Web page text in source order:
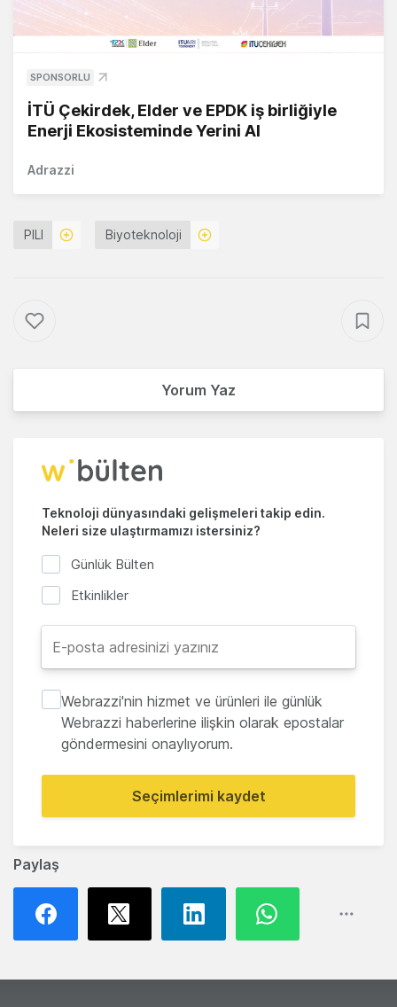
Paylaş
SPONSORLU
İTÜ Çekirdek, Elder ve EPDK iş birliğiyle
Enerji Ekosisteminde Yerini Al
Adrazzi
PILI Biyoteknoloji
Yorum Yaz
Teknoloji dünyasındaki gelişmeleri takip edin.
Neleri size ulaştırmamızı istersiniz?
Günlük Bülten
Etkinlikler
Webrazzi'nin hizmet ve ürünleri ile günlük
Webrazzi haberlerine ilişkin olarak epostalar
göndermesini onaylıyorum.
Seçimlerimi kaydet